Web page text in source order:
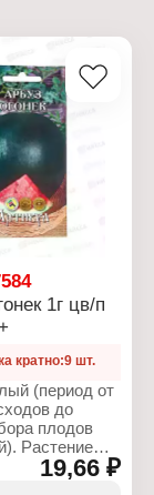
1г цв/п
кратно:9 шт.
(период от
до
плодов
Растение
(длина
19,66 ₽